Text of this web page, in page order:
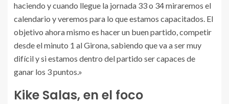
haciendo y cuando llegue la jornada 33 o 34 miraremos el
calendario y veremos para lo que estamos capacitados. El
objetivo ahora mismo es hacer un buen partido, competir
desde el minuto 1 al Girona, sabiendo que va a ser muy
difícil y si estamos dentro del partido ser capaces de
ganar los 3 puntos.»
Kike Salas, en el foco